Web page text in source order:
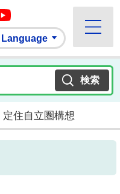
城里町ホームページ
Facebook
Language
定住自立圏構想